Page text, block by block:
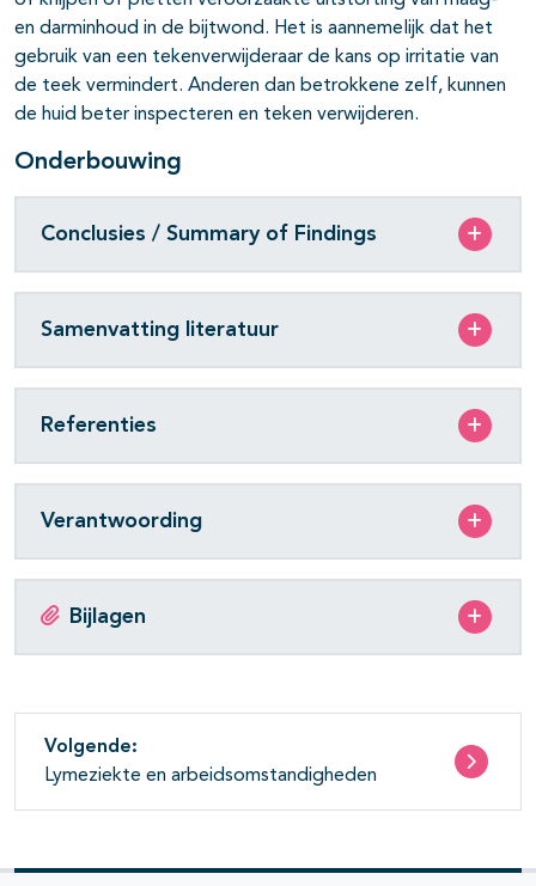
en darminhoud in de bijtwond. Het is aannemelijk dat het
gebruik van een tekenverwijderaar de kans op irritatie van
de teek vermindert. Anderen dan betrokkene zelf, kunnen
de huid beter inspecteren en teken verwijderen.
Onderbouwing
Conclusies / Summary of Findings
Samenvatting literatuur
Referenties
Verantwoording
Bijlagen
Volgende:
Lymeziekte en arbeidsomstandigheden